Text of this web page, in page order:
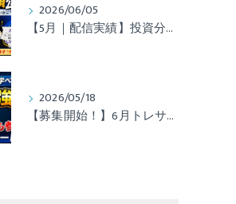
2026/06/05
【5月｜配信実績】投資分析者のサービス配信実績レポート公開！
2026/05/18
【募集開始！】6月トレサポ勉強会＆オフ会開催のお知らせ